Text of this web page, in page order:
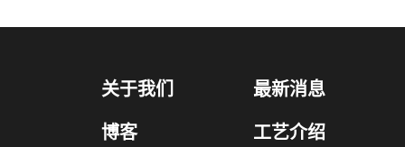
关于我们
最新消息
博客
工艺介绍